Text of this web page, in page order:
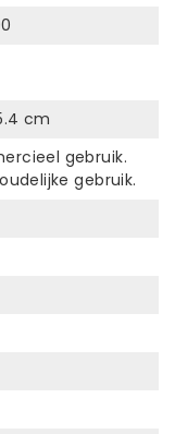
cm
gebruik.
gebruik.